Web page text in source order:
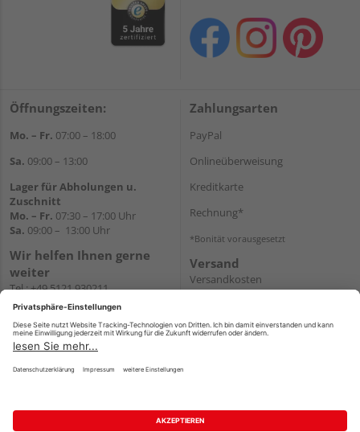
Öffnungszeiten:
Mo. – Fr. 07:00 – 18:00
Sa. 09:00 – 13:00
Lager für Abholungen u.
Zuschnitt
Mo. – Fr. 07:30 – 17:00 Uhr
Sa. 09:00 – 13:00 Uhr
Wir helfen Ihnen gerne
weiter
Tel.:+49 5121 930211
E-Mail:holzlandshop@holzland-
Newsletter
Zahlungsarten
PayPal
Onlineüberweisung
Kreditkarte
Rechnung*
*Bonität vorausgesetzt
Versand
Versandkosten
Impressum AGB Widerruf
Datenschutz